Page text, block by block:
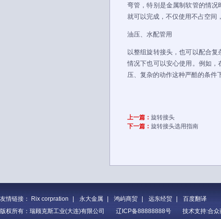
弯管，特别是金属制软管的情
就可以完成，不仅使用不占空间
油压、水配管用
以整组旋转接头，也可以配合
情况下也可以安心使用。例如
压、复杂的动作这种严酷的条件
上一篇： 旋转接头
下一篇： 旋转接头选用指南
友情链接： Rix corpration 永大金属 鸿屿商贸 远东经贸
百度翻译
版权所有：瑞顾克斯工业(大连)有限公司
辽ICP备88888888号 技术支持:合